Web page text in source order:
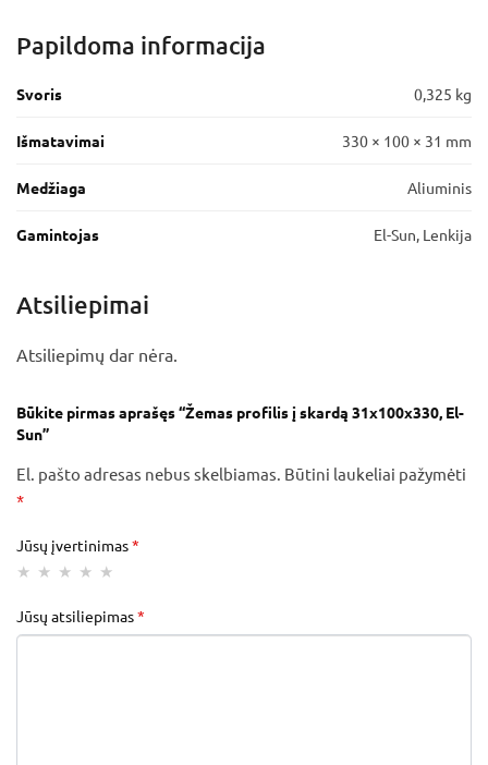
Papildoma informacija
Svoris 0,325 kg
Išmatavimai 330 × 100 × 31 mm
Medžiaga Aliuminis
Gamintojas El-Sun, Lenkija
Atsiliepimai
Atsiliepimų dar nėra.
Būkite pirmas aprašęs “Žemas profilis į skardą 31x100x330, El-
Sun”
El. pašto adresas nebus skelbiamas. Būtini laukeliai pažymėti
*
Jūsų įvertinimas*
Jūsų atsiliepimas*